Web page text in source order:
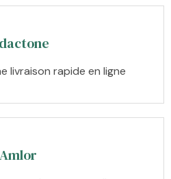
livraison rapide en ligne
Amlor